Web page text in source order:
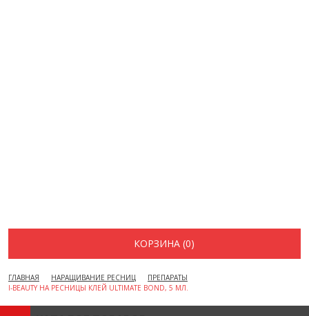
КОРЗИНА (0)
ГЛАВНАЯ НАРАЩИВАНИЕ РЕСНИЦ
ПРЕПАРАТЫ
I-BEAUTY НА РЕСНИЦЫ КЛЕЙ ULTIMATE BOND, 5 МЛ.